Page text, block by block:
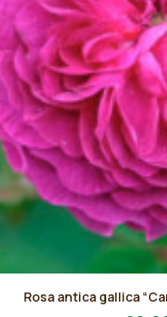
Rosa antica gallica